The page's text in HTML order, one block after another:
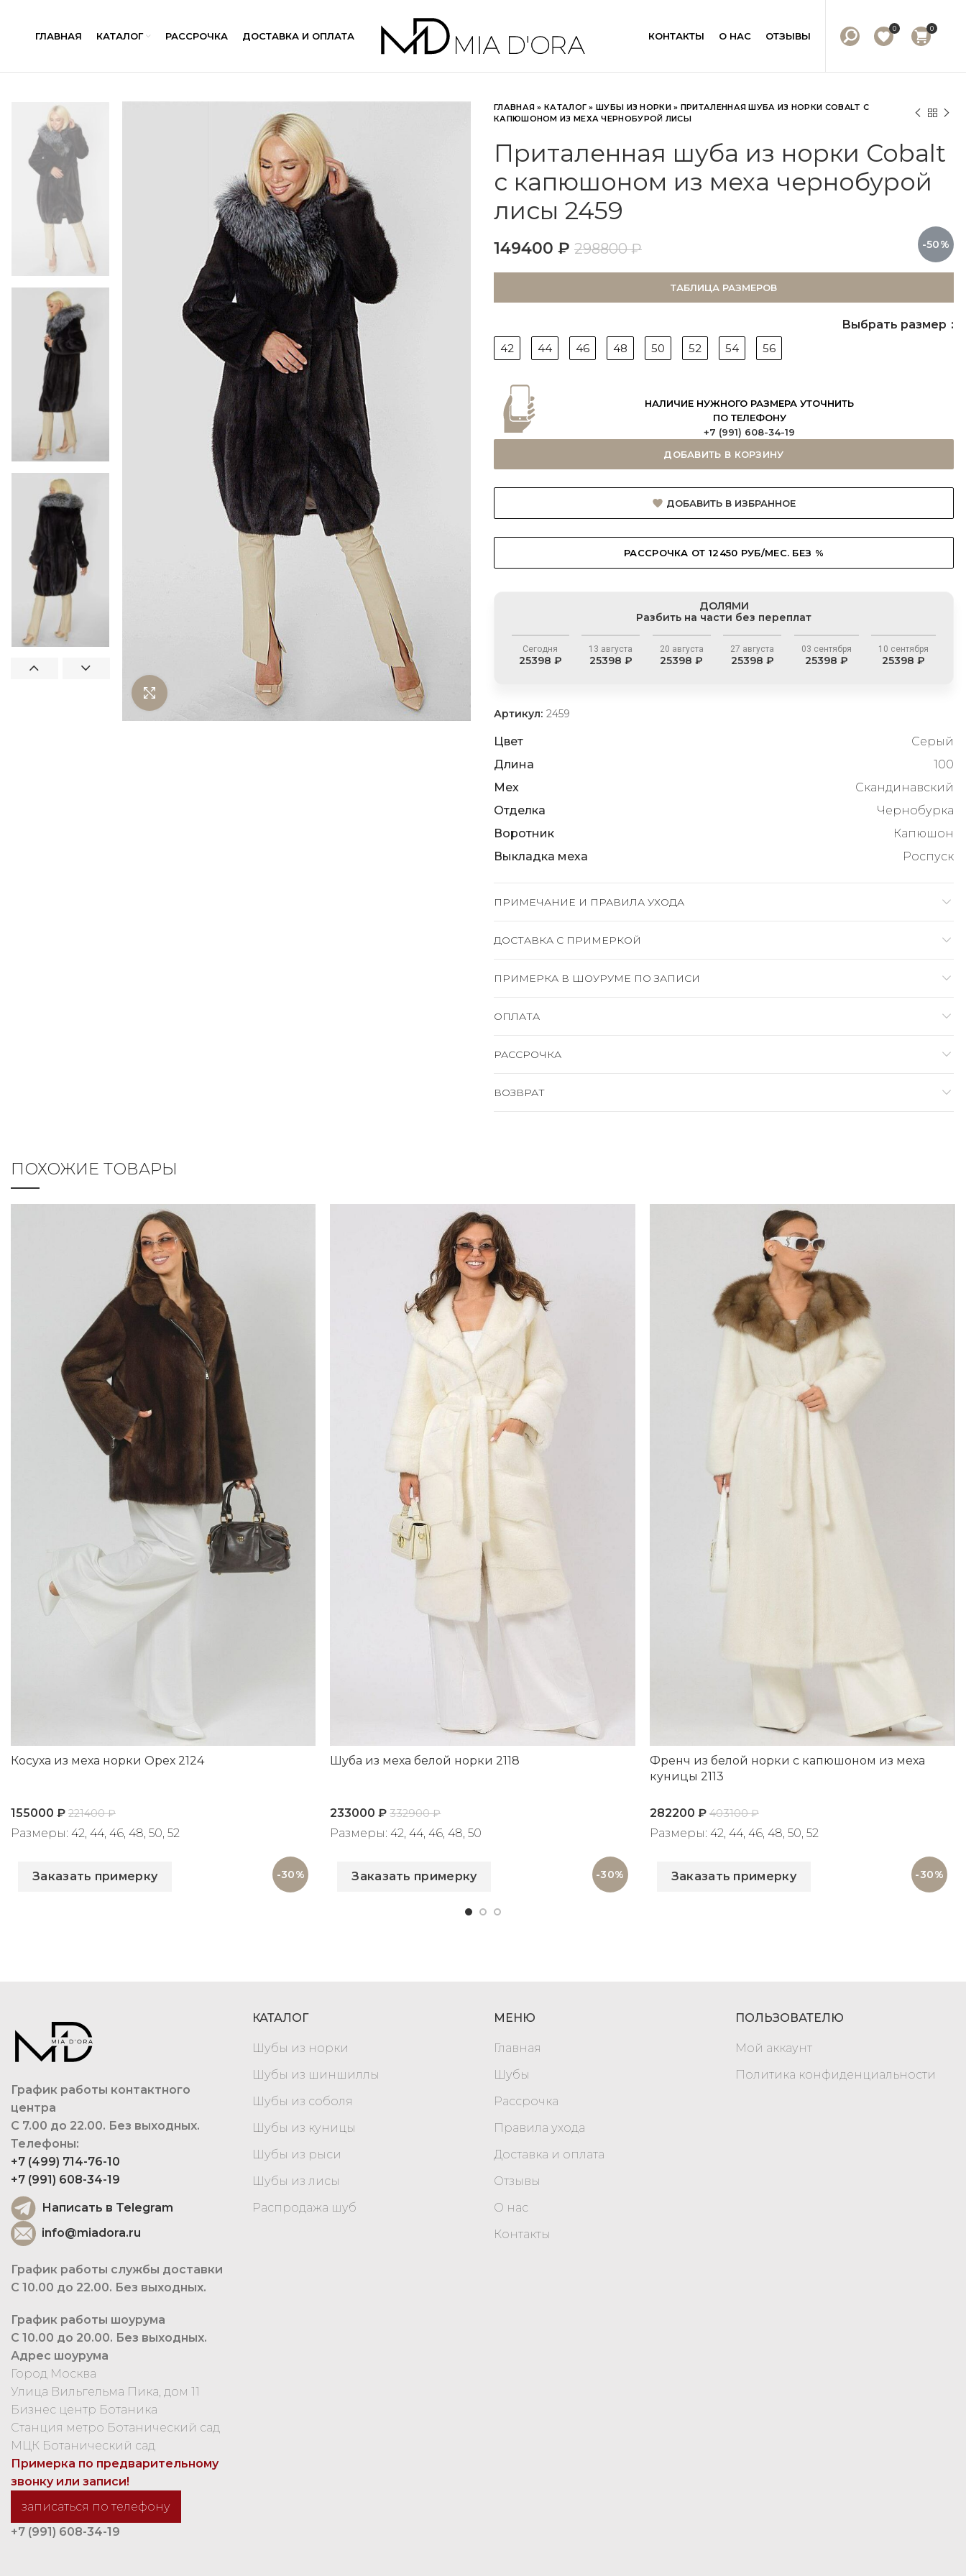
ГЛАВНАЯ КАТАЛОГ РАССРОЧКА ДОСТАВКА И ОПЛАТА КОНТАКТЫ О НАС ОТЗЫВЫ
0 0
Нажмите чтобы увеличить
ГЛАВНАЯ »КАТАЛОГ »ШУБЫ ИЗ НОРКИ» ПРИТАЛЕННАЯ ШУБА ИЗ НОРКИ COBALT С
КАПЮШОНОМ ИЗ МЕХА ЧЕРНОБУРОЙ ЛИСЫ
Приталенная шуба из норки Cobalt
с капюшоном из меха чернобурой
лисы 2459
149400 ₽ 298800₽ -50%
ТАБЛИЦА РАЗМЕРОВ
Выбрать размер
42
44 46 48 50 52 54 56
НАЛИЧИЕ НУЖНОГО РАЗМЕРА УТОЧНИТЬ
ПО ТЕЛЕФОНУ
+7 (991) 608-34-19
ДОБАВИТЬ В КОРЗИНУ
ДОБАВИТЬ В ИЗБРАННОЕ
РАССРОЧКА ОТ 12450 РУБ/МЕС. БЕЗ %
ДОЛЯМИ
Разбить на части без переплат
Сегодня
25398 ₽
13 августа
25398 ₽
20 августа
25398 ₽
27 августа
25398 ₽
03 сентября
25398 ₽
10 сентября
25398 ₽
Артикул: 2459
Цвет
Серый
Длина
100
Мех
Скандинавский
Отделка
Чернобурка
Воротник
Капюшон
Выкладка меха
Роспуск
ПРИМЕЧАНИЕ И ПРАВИЛА УХОДА
ДОСТАВКА C ПРИМЕРКОЙ
ПРИМЕРКА В ШОУРУМЕ ПО ЗАПИСИ
ОПЛАТА
РАССРОЧКА
ВОЗВРАТ
ПОХОЖИЕ ТОВАРЫ
-30%
Косуха из меха норки Орех 2124
155000 ₽ 221400₽
Размеры: 42, 44, 46, 48, 50, 52
Заказать примерку
-30%
Шуба из меха белой норки 2118
233000₽ 332900₽
Размеры: 42, 44, 46, 48, 50
Заказать примерку
-30%
Френч из белой норки с капюшоном из меха
куницы 2113
282200 ₽ 403100₽
Размеры: 42, 44, 46, 48, 50, 52
Заказать примерку
График работы контактного
центра
С 7.00 до 22.00. Без выходных.
Телефоны:
+7 (499) 714-76-10
+7 (991) 608-34-19
Написать в Telegram
info@miadora.ru
График работы службы доставки
С 10.00 до 22.00. Без выходных.
График работы шоурума
С 10.00 до 20.00. Без выходных.
Адрес шоурума
Город Москва
Улица Вильгельма Пика, дом 11
Бизнес центр Ботаника
Станция метро Ботанический сад
МЦК Ботанический сад
Примерка по предварительному
звонку или записи!
записаться по телефону
+7 (991) 608-34-19
КАТАЛОГ
Шубы из норки
Шубы из шиншиллы
Шубы из соболя
Шубы из куницы
Шубы из рыси
Шубы из лисы
Распродажа шуб
МЕНЮ
Главная
Шубы
Рассрочка
Правила ухода
Доставка и оплата
Отзывы
О нас
Контакты
ПОЛЬЗОВАТЕЛЮ
Мой аккаунт
Политика конфиденциальности